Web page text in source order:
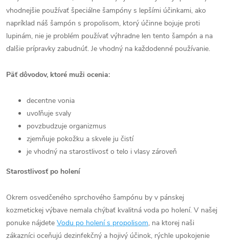
vhodnejšie používať špeciálne šampóny s lepšími účinkami, ako
napríklad náš šampón s propolisom, ktorý účinne bojuje proti
lupinám, nie je problém používať výhradne len tento šampón a na
ďalšie prípravky zabudnúť. Je vhodný na každodenné používanie.
Päť dôvodov, ktoré muži ocenia:
decentne vonia
uvoľňuje svaly
povzbudzuje organizmus
zjemňuje pokožku a skvele ju čistí
je vhodný na starostlivosť o telo i vlasy zároveň
Starostlivosť po holení
Okrem osvedčeného sprchového šampónu by v pánskej
kozmetickej výbave nemala chýbať kvalitná voda po holení. V našej
ponuke nájdete Vodu po holení s propolisom, na ktorej naši
zákazníci oceňujú dezinfekčný a hojivý účinok, rýchle upokojenie